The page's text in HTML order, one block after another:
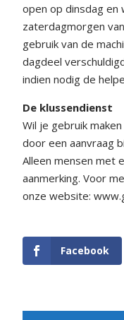
open op dinsdag en
zaterdagmorgen
gebruik van de
dagdeel
indien nodig de
De klussendienst
Wil je gebruik
door een aanvraag
Alleen mensen met
aanmerking. Voor
onze website:
Facebook